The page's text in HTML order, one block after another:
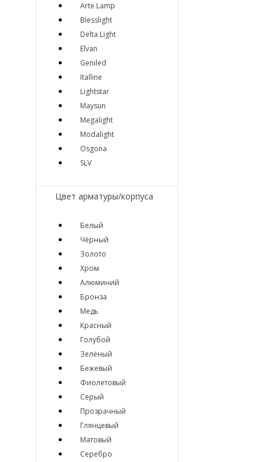
Arte Lamp
Blesslight
Delta Light
Elvan
Geniled
Italline
Lightstar
Maysun
Megalight
Modalight
Osgona
SLV
Цвет арматуры/корпуса
Белый
Чёрный
Золото
Хром
Алюминий
Бронза
Медь
Красный
Голубой
Зелёный
Бежевый
Фиолетовый
Серый
Прозрачный
Глянцевый
Матовый
Серебро